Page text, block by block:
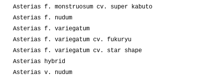
Asterias f. monstruosum cv. super kabuto
Asterias f. nudum
Asterias f. variegatum
Asterias f. variegatum cv. fukuryu
Asterias f. variegatum cv. star shape
Asterias hybrid
Asterias v. nudum